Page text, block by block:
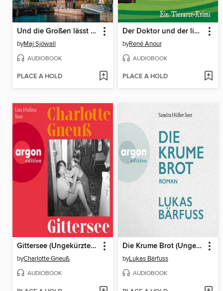
Und die Großen lässt man laufen
byMaj Sjöwall
AUDIOBOOK
PLACE A HOLD
Der Doktor und der liebe Mord--Ein Tierarzt-Krimi (Ungekürzte Lesung)
byRené Anour
AUDIOBOOK
PLACE A HOLD
Gittersee (Ungekürzte Lesung)
byCharlotte Gneuß
AUDIOBOOK
Die Krume Brot (Ungekürzte Lesung)
byLukas Bärfuss
AUDIOBOOK